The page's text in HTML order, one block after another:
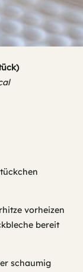
vorheizen
bereit
schaumig